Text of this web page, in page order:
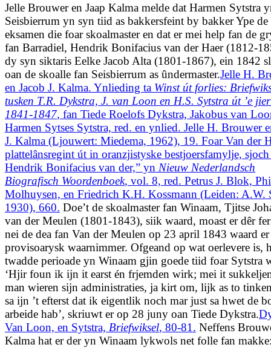
Jelle Brouwer en Jaap Kalma melde dat Harmen Sytstra
Seisbierrum yn syn tiid as bakkersfeint by bakker Ype de
eksamen die foar skoalmaster en dat er mei help fan de
fan Barradiel, Hendrik Bonifacius van der Haer (1812-
dy syn siktaris Eelke Jacob Alta (1801-1867), ein 1842
oan de skoalle fan Seisbierrum as ûndermaster.Jelle H.
en Jacob J. Kalma. Ynlieding ta Winst út forlies:
tusken T.R. Dykstra, J. van Loon en H.S. Sytstra út ’e
1841-1847, fan Tiede Roelofs Dykstra, Jakobus van
Harmen Sytses Sytstra, red. en ynlied. Jelle H. Brouwer
J. Kalma (Ljouwert: Miedema, 1962), 19. Foar Van der
plattelânsregint út in oranzjistyske bestjoersfamylje, sjoch
Hendrik Bonifacius van der,” yn Nieuw Nederlandsch
Biografisch Woordenboek, vol. 8, red. Petrus J. Blok,
Molhuysen, en Friedrich K.H. Kossmann (Leiden: A.W.
1930), 660. Doe’t de skoalmaster fan Winaam, Tjitse
van der Meulen (1801-1843), siik waard, moast er dêr
nei de dea fan Van der Meulen op 23 april 1843 waard er
provisoarysk waarnimmer. Ofgeand op wat oerlevere is,
twadde perioade yn Winaam gjin goede tiid foar Sytstra
‘Hjir foun ik ijn it earst én frjemden wirk; mei it
man wieren sijn administraties, ja kirt om, lijk as to
sa ijn ’t efterst dat ik eigentlik noch mar just sa hwet de
arbeide hab’, skriuwt er op 28 juny oan Tiede Dykstra.
Van Loon, en Sytstra, Briefwiksel, 80-81. Neffens
Kalma hat er der yn Winaam lykwols net folle fan